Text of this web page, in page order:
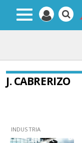
J. CABRERIZO
INDUSTRIA